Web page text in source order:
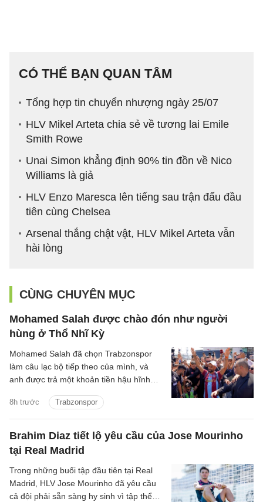
CÓ THỂ BẠN QUAN TÂM
Tổng hợp tin chuyển nhượng ngày 25/07
HLV Mikel Arteta chia sẻ về tương lai Emile
Smith Rowe
Unai Simon khẳng định 90% tin đồn về Nico
Williams là giả
HLV Enzo Maresca lên tiếng sau trận đấu đầu
tiên cùng Chelsea
Arsenal thắng chật vật, HLV Mikel Arteta vẫn
hài lòng
CÙNG CHUYÊN MỤC
Mohamed Salah được chào đón như người
hùng ở Thổ Nhĩ Kỳ
8h trước Trabzonspor
Mohamed Salah đã chọn Trabzonspor
làm câu lạc bộ tiếp theo của mình, và
anh được trả một khoản tiền hậu hĩnh
Brahim Diaz tiết lộ yêu cầu của Jose Mourinho
tại Real Madrid
Trong những buổi tập đầu tiên tại Real
Madrid, HLV Jose Mourinho đã yêu cầu
cả đội phải sẵn sàng hy sinh vì tập thể